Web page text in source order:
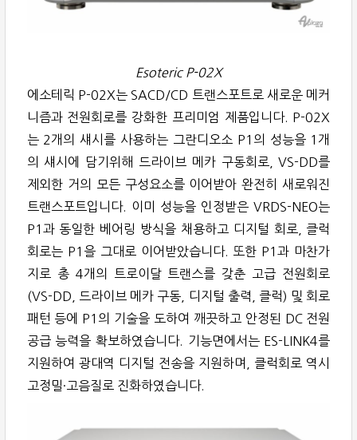
Esoteric P-02X
에소테릭 P-02X는 SACD/CD 트랜스포트로 새로운 메커
니즘과 전원회로를 강화한 프리미엄 제품입니다. P-02X
는 2개의 섀시를 사용하는 그란디오소 P1의 성능을 1개
의 섀시에 담기위해 드라이브 메카 구동회로, VS-DD를
제외한 거의 모든 구성요소를 이어받아 완전히 새로워진
트랜스포트입니다. 이미 성능을 인정받은 VRDS-NEO는
P1과 동일한 베어링 방식을 채용하고 디지털 회로, 클럭
회로는 P1을 그대로 이어받았습니다. 또한 P1과 마찬가
지로 총 4개의 트로이달 트랜스를 갖춘 고급 전원회로
(VS-DD, 드라이브 메카 구동, 디지털 출력, 클럭) 및 회로
패턴 등에 P1의 기술을 도하여 깨끗하고 안정된 DC 전원
공급 능력을 확보하였습니다. 기능면에서는 ES-LINK4를
지원하여 광대역 디지털 전송을 지원하며, 클럭회로 역시
고정밀·고음질로 진화하였습니다.